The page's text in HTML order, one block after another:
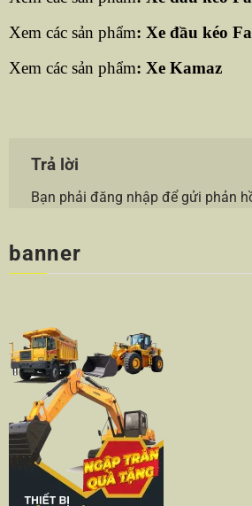
Xem các sản phẩm: Xe đầu kéo
Xem các sản phẩm: Xe Kamaz
Trả lời
Bạn phải đăng nhậpđể gửi phản
banner